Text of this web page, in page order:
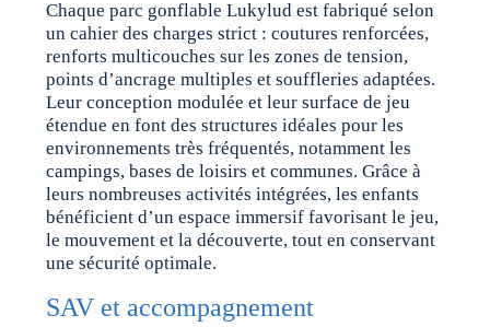
Chaque parc gonflable Lukylud est fabriqué selon
un cahier des charges strict : coutures renforcées,
renforts multicouches sur les zones de tension,
points d’ancrage multiples et souffleries adaptées.
Leur conception modulée et leur surface de jeu
étendue en font des structures idéales pour les
environnements très fréquentés, notamment les
campings, bases de loisirs et communes. Grâce à
leurs nombreuses activités intégrées, les enfants
bénéficient d’un espace immersif favorisant le jeu,
le mouvement et la découverte, tout en conservant
une sécurité optimale.
SAV et accompagnement